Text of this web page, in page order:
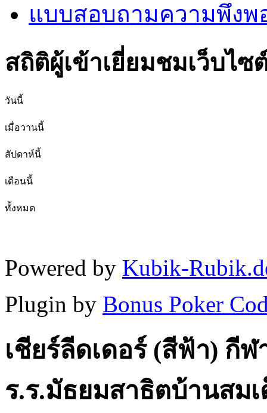
แบบสอบถามความพึงพ
สถิติผู้เข้าเยี่ยมชมเว็บไซ
วันนี้
เมื่อวานนี้
สัปดาห์นี้
เดือนนี้
ทั้งหมด
Powered by Kubik-
Plugin by Bonus Poker
เชียร์ลีดเดอร์ (สีฟ้า) กี
ร.ร.มัธยมสาธิตบ้านสม